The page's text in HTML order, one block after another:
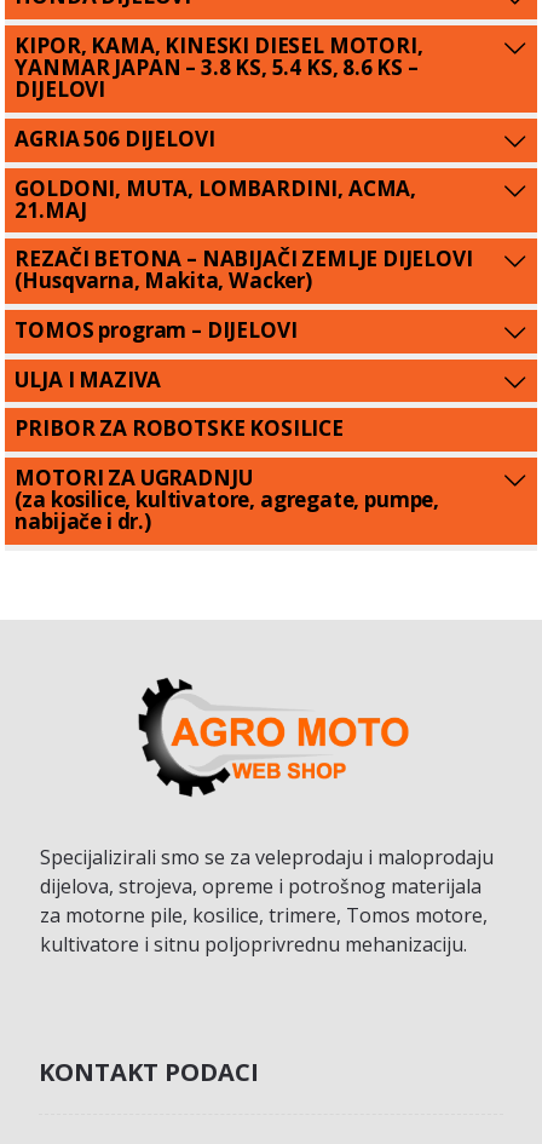
KIPOR, KAMA, KINESKI DIESEL MOTORI,
YANMAR JAPAN – 3.8 KS, 5.4 KS, 8.6 KS –
DIJELOVI
AGRIA 506 DIJELOVI
GOLDONI, MUTA, LOMBARDINI, ACMA,
21.MAJ
REZAČI BETONA – NABIJAČI ZEMLJE DIJELOVI
(Husqvarna, Makita, Wacker)
TOMOS program – DIJELOVI
ULJA I MAZIVA
PRIBOR ZA ROBOTSKE KOSILICE
MOTORI ZA UGRADNJU
(za kosilice, kultivatore, agregate, pumpe,
nabijače i dr.)
Specijalizirali smo se za veleprodaju i maloprodaju
dijelova, strojeva, opreme i potrošnog materijala
za motorne pile, kosilice, trimere, Tomos motore,
kultivatore i sitnu poljoprivrednu mehanizaciju.
KONTAKT PODACI